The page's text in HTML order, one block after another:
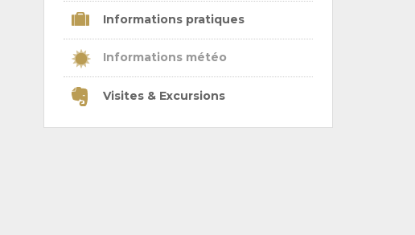
Informations pratiques
Informations météo
Visites & Excursions